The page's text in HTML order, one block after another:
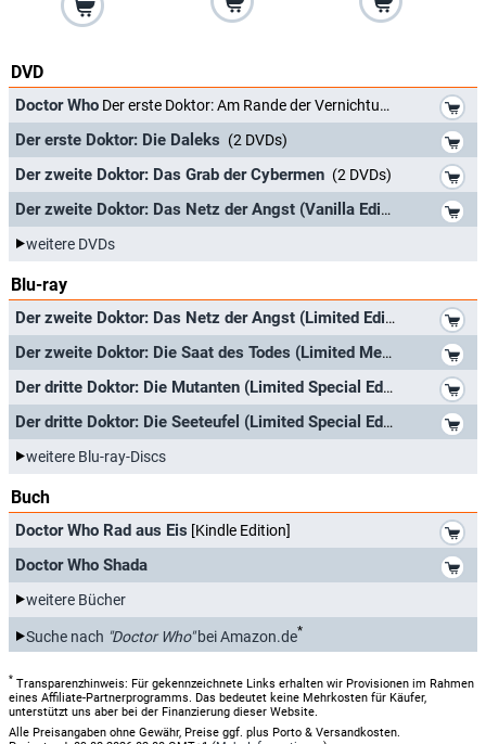
DVD
Doctor Who Der erste Doktor: Am Rande der Vernichtung
Der erste Doktor: Die Daleks (2 DVDs)
Der zweite Doktor: Das Grab der Cybermen (2 DVDs)
Der zweite Doktor: Das Netz der Angst (Vanilla Edition) (2 DVDs)
weitere DVDs
Blu-ray
Der zweite Doktor: Das Netz der Angst (Limited Edition Mediabook)
Der zweite Doktor: Die Saat des Todes (Limited Mediabook Edition, DVD & Blu-ray)
Der dritte Doktor: Die Mutanten (Limited Special Edition, DVD/BD Combi)
Der dritte Doktor: Die Seeteufel (Limited Special Edition, DVD/BD Combi)
weitere Blu-ray-Discs
Buch
Doctor Who Rad aus Eis [Kindle Edition]
Doctor Who Shada
weitere Bücher
Suche nach "Doctor Who"bei Amazon.de*
* Transparenzhinweis: Für gekennzeichnete Links erhalten wir Provisionen im Rahmen
eines Affiliate-Partnerprogramms. Das bedeutet keine Mehrkosten für Käufer,
unterstützt uns aber bei der Finanzierung dieser Website.
Alle Preisangaben ohne Gewähr, Preise ggf. plus Porto & Versandkosten.